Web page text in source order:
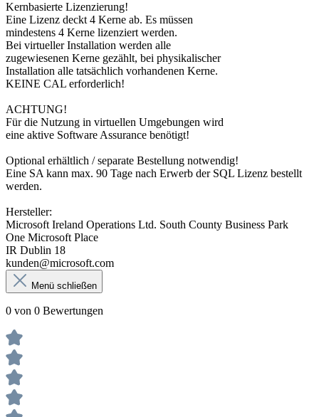
Kernbasierte Lizenzierung!
Eine Lizenz deckt 4 Kerne ab. Es müssen
mindestens 4 Kerne lizenziert werden.
Bei virtueller Installation werden alle
zugewiesenen Kerne gezählt, bei physikalischer
Installation alle tatsächlich vorhandenen Kerne.
KEINE CAL erforderlich!
ACHTUNG!
Für die Nutzung in virtuellen Umgebungen wird
eine aktive Software Assurance benötigt!
Optional erhältlich / separate Bestellung notwendig!
Eine SA kann max. 90 Tage nach Erwerb der SQL Lizenz bestellt
werden.
Hersteller:
Microsoft Ireland Operations Ltd. South County Business Park
One Microsoft Place
IR Dublin 18
kunden@microsoft.com
Menü schließen
0 von 0 Bewertungen